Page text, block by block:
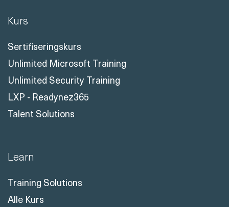
Kurs
Sertifiseringskurs
Unlimited Microsoft Training
Unlimited Security Training
LXP - Readynez365
Talent Solutions
Learn
Training Solutions
Alle Kurs